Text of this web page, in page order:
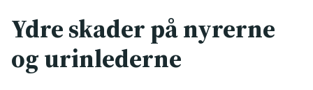
Ydre skader på nyrerne
og urinlederne